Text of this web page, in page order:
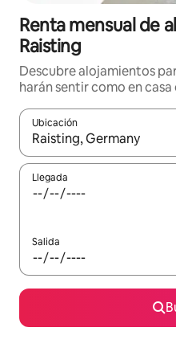
Renta mensual de
Raisting
Descubre alojamientos
harán sentir como en
Ubicación
Cuando los resultados
Llegada
Salida